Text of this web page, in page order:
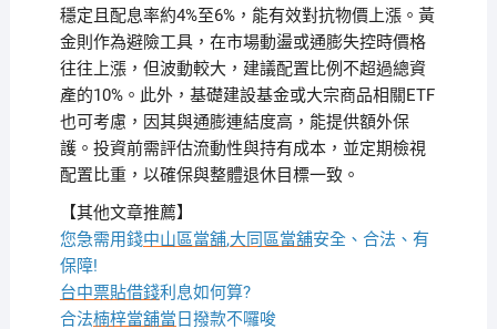
穩定且配息率約4%至6%，能有效對抗物價上漲。黃
金則作為避險工具，在市場動盪或通膨失控時價格
往往上漲，但波動較大，建議配置比例不超過總資
產的10%。此外，基礎建設基金或大宗商品相關ETF
也可考慮，因其與通膨連結度高，能提供額外保
護。投資前需評估流動性與持有成本，並定期檢視
配置比重，以確保與整體退休目標一致。
【其他文章推薦】
您急需用錢中山區當舖,大同區當舖安全、合法、有
保障!
台中票貼借錢利息如何算?
合法楠梓當舖當 日撥款不囉唆